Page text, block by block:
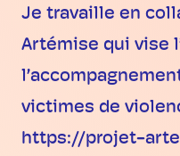
Je travaille en
Artémise qui vise
victimes de
https://projet-